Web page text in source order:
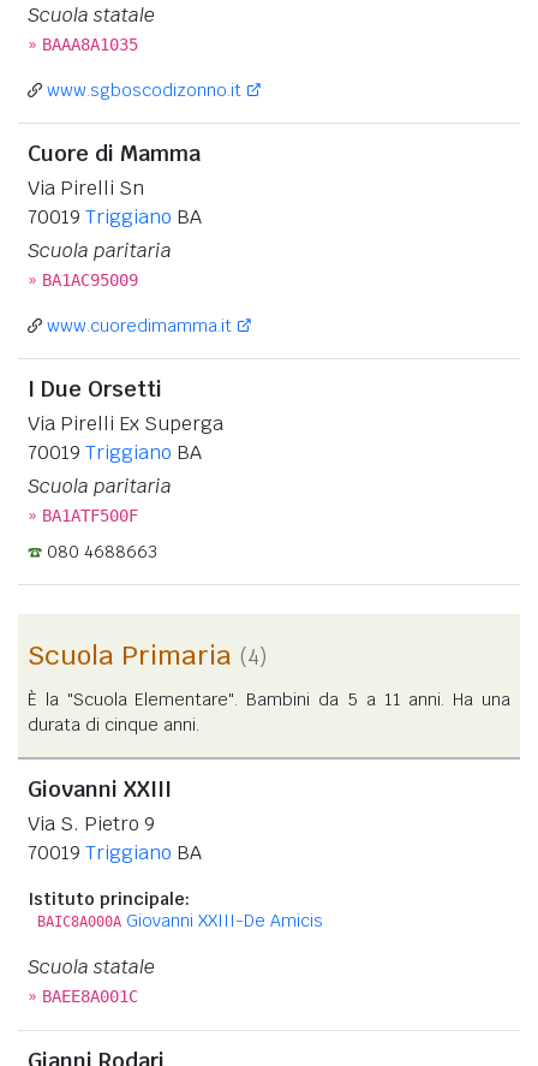
Scuola statale
» BAAA8A1035
www.sgboscodizonno.it
Cuore di Mamma
Via Pirelli Sn
70019 Triggiano BA
Scuola paritaria
» BA1AC95009
www.cuoredimamma.it
I Due Orsetti
Via Pirelli Ex Superga
70019 Triggiano BA
Scuola paritaria
» BA1ATF500F
080 4688663
Scuola Primaria (4)
È la "Scuola Elementare". Bambini da 5 a 11 anni. Ha una
durata di cinque anni.
Giovanni XXIII
Via S. Pietro 9
70019 Triggiano BA
Istituto principale:
BAIC8A000A Giovanni XXIII-De Amicis
Scuola statale
» BAEE8A001C
Gianni Rodari